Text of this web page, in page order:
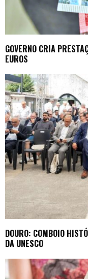
GOVERNO CRIA
EUROS
DOURO: COMBOIO
DA UNESCO